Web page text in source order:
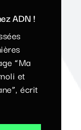
ADN !
“Ma
et
écrit